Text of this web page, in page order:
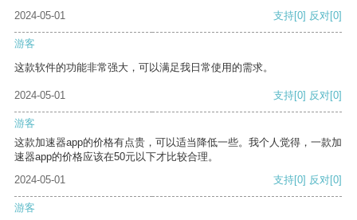
2024-05-01
支持[0] 反对[0]
游客
这款软件的功能非常强大，可以满足我日常使用的需求。
2024-05-01 支持[0] 反对[0]
游客
这款加速器app的价格有点贵，可以适当降低一些。我个人觉得，一款加
速器app的价格应该在50元以下才比较合理。
2024-05-01
支持[0] 反对[0]
游客